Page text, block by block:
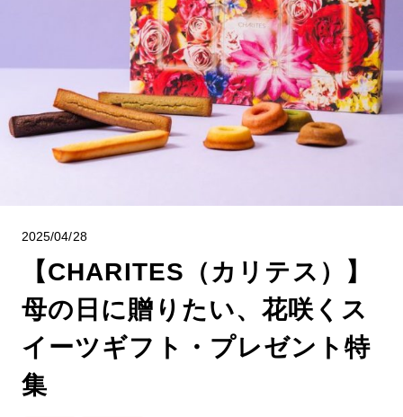
2025/04/28
【CHARITES（カリテス）】
母の日に贈りたい、花咲くス
イーツギフト・プレゼント特
集